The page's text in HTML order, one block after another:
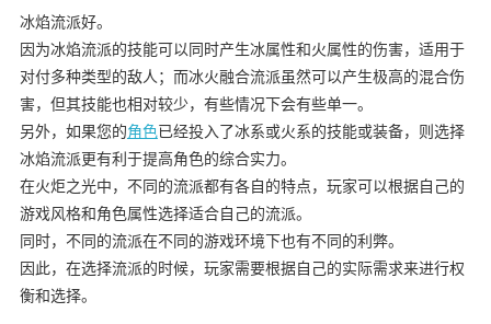
冰焰流派好。
因为冰焰流派的技能可以同时产生冰属性和火属性的伤害，适用于
对付多种类型的敌人；而冰火融合流派虽然可以产生极高的混合伤
害，但其技能也相对较少，有些情况下会有些单一。
另外，如果您的角色已经投入了冰系或火系的技能或装备，则选择
冰焰流派更有利于提高角色的综合实力。
在火炬之光中，不同的流派都有各自的特点，玩家可以根据自己的
游戏风格和角色属性选择适合自己的流派。
同时，不同的流派在不同的游戏环境下也有不同的利弊。
因此，在选择流派的时候，玩家需要根据自己的实际需求来进行权
衡和选择。